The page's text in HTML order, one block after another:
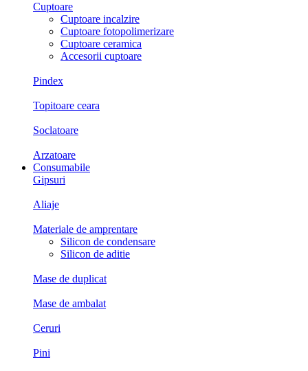
Cuptoare
Cuptoare incalzire
Cuptoare fotopolimerizare
Cuptoare ceramica
Accesorii cuptoare
Pindex
Topitoare ceara
Soclatoare
Arzatoare
Consumabile
Gipsuri
Aliaje
Materiale de amprentare
Silicon de condensare
Silicon de aditie
Mase de duplicat
Mase de ambalat
Ceruri
Pini